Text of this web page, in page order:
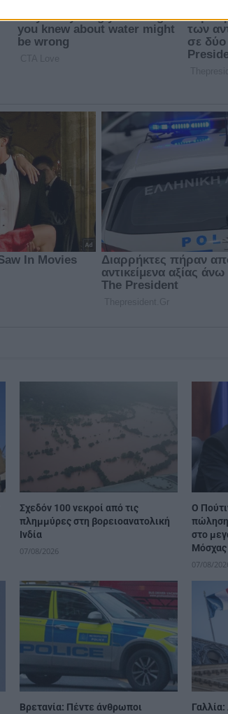
Σχεδόν 100 νεκροί από τις
πλημμύρες στη βορειοανατολική
Ινδία
07/08/2026
Ο
πώληση
στο
Μόσχας
07/08/
Βρετανία: Πέντε άνθρωποι